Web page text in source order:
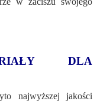
DLA
najwyższej jakości